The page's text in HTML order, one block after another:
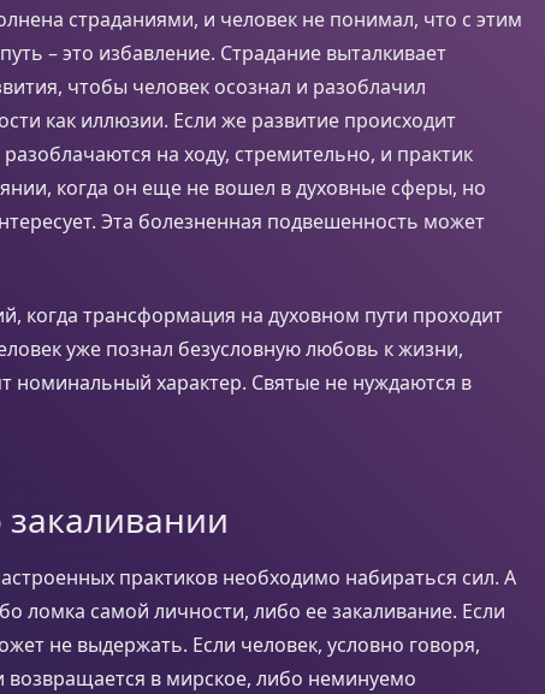
страданиями, и человек не понимал, что с этим
– это избавление. Страдание выталкивает
чтобы человек осознал и разоблачил
как иллюзии. Если же развитие происходит
на ходу, стремительно, и практик
когда он еще не вошел в духовные сферы, но
Эта болезненная подвешенность может
когда трансформация на духовном пути проходит
уже познал безусловную любовь к жизни,
номинальный характер. Святые не нуждаются в
практиков необходимо набираться сил. А
ломка самой личности, либо ее закаливание. Если
не выдержать. Если человек, условно говоря,
возвращается в мирское, либо неминуемо